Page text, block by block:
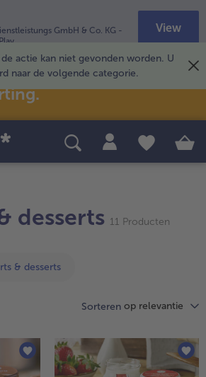
thema‘s
(glutenvrij; tarwe- en/of lactosevrij)
& kleine gerechten
geniet van € 10
met
Er
artikelen
lijst.
desserts 11 Producten
& desserts
Sorteren op relevantie
actie kan niet gevonden worden. U
naar de volgende categorie.
GmbH & Co. KG -
View